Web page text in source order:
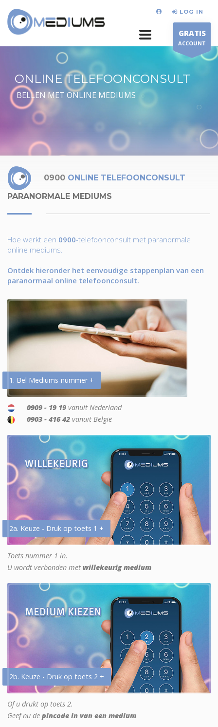
LOG IN
GRATIS
ACCOUNT
ONLINE TELEFOONCONSULT
BELLEN MET ONLINE MEDIUMS
0900 ONLINE TELEFOONCONSULT
PARANORMALE MEDIUMS
Hoe werkt een 0900-telefoonconsult met paranormale
online mediums.
Ontdek hieronder het eenvoudige stappenplan van een
paranormaal online telefoonconsult.
1. Bel Mediums-nummer +
0909 - 19 19 vanuit Nederland
0903 - 416 42 vanuit België
2a. Keuze - Druk op toets 1 +
Toets nummer 1 in.
U wordt verbonden met willekeurig medium
2b. Keuze - Druk op toets 2 +
Of u drukt op toets 2.
Geef nu de pincode in van een medium